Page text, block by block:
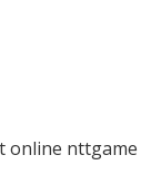
online nttgame